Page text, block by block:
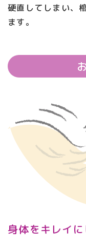
硬直してしまい、
ます。
身体をキレイに